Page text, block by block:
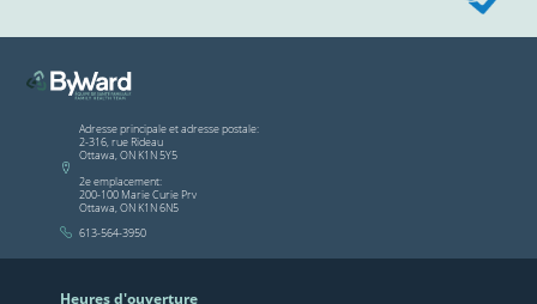
Adresse principale et adresse postale:
2-316, rue Rideau
Ottawa, ON K1N 5Y5
2e emplacement:
200-100 Marie Curie Prv
Ottawa, ON K1N 6N5
613-564-3950
Heures d'ouverture